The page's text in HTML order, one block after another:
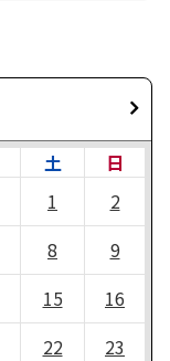
土
日
1
2
8
9
15
16
22
23